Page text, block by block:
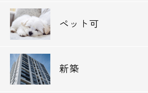
ペット可
新築
電話でお問い合わせ
0120-500-529
営業時間 10：00～18：00
メールでお問い合わせ